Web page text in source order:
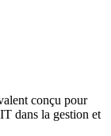
conçu pour
dans la gestion et